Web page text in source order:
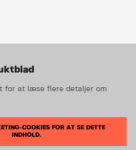
for at læse flere detaljer om
COOKIES FOR AT SE DETTE
INDHOLD.